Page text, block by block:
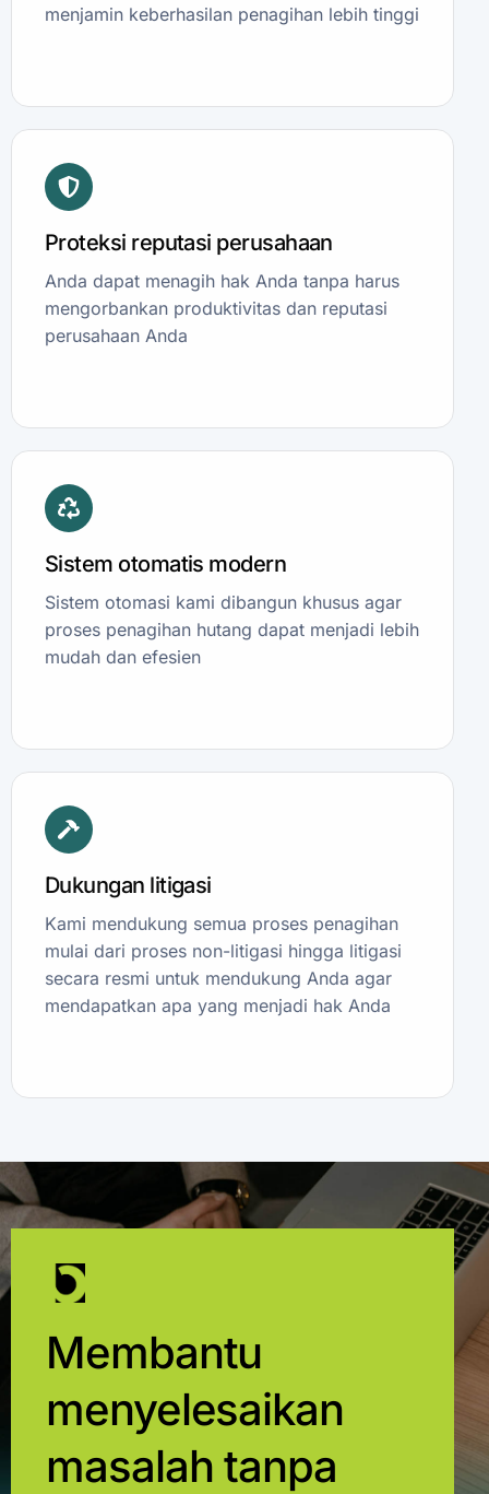
menjamin keberhasilan penagihan lebih tinggi
Proteksi reputasi perusahaan
Anda dapat menagih hak Anda tanpa harus
mengorbankan produktivitas dan reputasi
perusahaan Anda
Sistem otomatis modern
Sistem otomasi kami dibangun khusus agar
proses penagihan hutang dapat menjadi lebih
mudah dan efesien
Dukungan litigasi
Kami mendukung semua proses penagihan
mulai dari proses non-litigasi hingga litigasi
secara resmi untuk mendukung Anda agar
mendapatkan apa yang menjadi hak Anda
Membantu
menyelesaikan
masalah tanpa